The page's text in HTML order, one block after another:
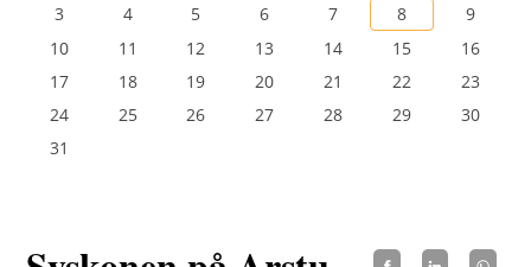
3
4 5 6 7 8
9
10
11 12 13 14 15
16
17
18 19 20 21 22
23
24
25 26 27 28 29
30
31